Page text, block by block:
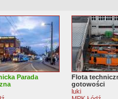
Parada
Flota
gotowości
luki